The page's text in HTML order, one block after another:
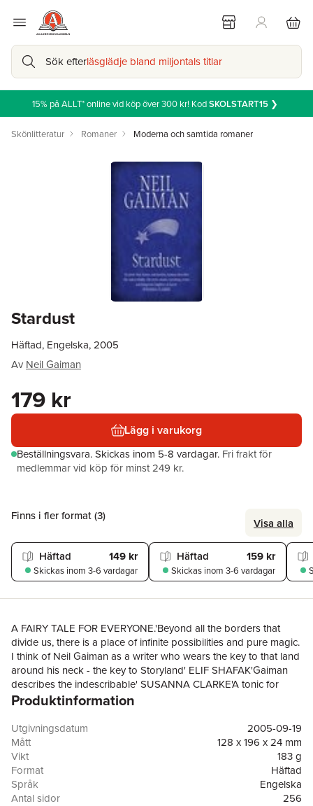
Sök efterläsglädje bland miljontals titlar
15% på ALLT* online vid köp över 300 kr! KodSKOLSTART15 ❯
Skönlitteratur Romaner Moderna och samtida romaner
Stardust
Häftad, Engelska, 2005
Av Neil Gaiman
179 kr
Lägg i varukorg
Beställningsvara.Skickas inom 5-8 vardagar. Fri frakt för
medlemmar vid köp för minst 249 kr.
Finns i fler format (3)
Visa alla
Häftad 149 kr
Skickas inom 3-6 vardagar
Häftad 159 kr
Skickas inom 3-6 vardagar
A FAIRY TALE FOR EVERYONE.'Beyond all the borders that
divide us, there is a place of infinite possibilities and pure magic.
I think of Neil Gaiman as a writer who wears the key to that land
around his neck - the key to Storyland' ELIF SHAFAK'Gaiman
describes the indescribable' SUSANNA CLARKE'A tonic for
these turbulent times' IRISH TIMESTHE ACCLAIMED,
CLAIRE DANES, RUPERT EVERETT, MICHELLE PFEIFFER AND
MANY MORE FAVOURITES...---'I wanted to write a story that
would feel, to the reader, like something he or she had always
known' NEIL GAIMAN---At the dawn of the Victorian era, life
moves leisurely in the sleepy village of Wall.Young Tristran Thorn
has lost his heart to the beautiful Victoria Forester and, to win
Produktinformation
Utgivningsdatum
2005-09-19
Mått
128 x 196 x 24 mm
Vikt
183 g
Format
Häftad
Språk
Engelska
Antal sidor
256